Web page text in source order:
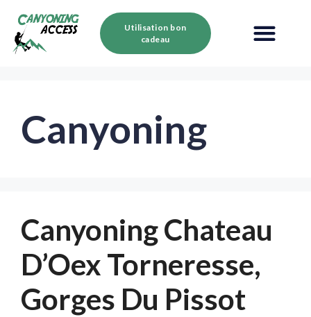
Utilisation bon
cadeau
Canyoning
Canyoning Chateau
D’Oex Torneresse,
Gorges Du Pissot